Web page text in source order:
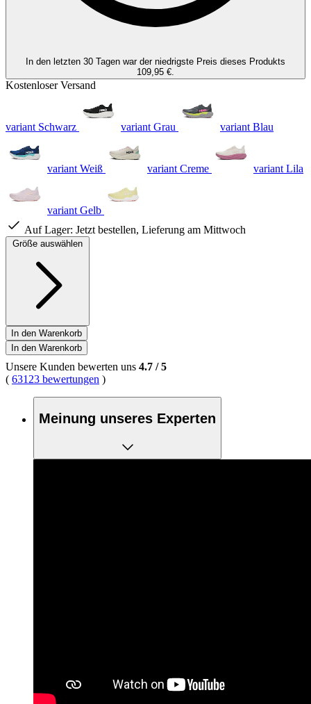
In den letzten 30 Tagen war der niedrigste Preis dieses Produkts
109,95 €.
Kostenloser Versand
variant Schwarz variant Grau variant Blau
variant Weiß variant Creme variant Lila
variant Gelb
Auf Lager: Jetzt bestellen, Lieferung am Mittwoch
Größe auswählen
In den Warenkorb
In den Warenkorb
Unsere Kunden bewerten uns 4.7 /5
( 63123 bewertungen )
Meinung unseres Experten